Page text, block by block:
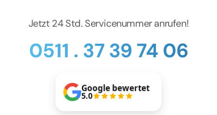
Services
Preise
Jetzt 24 Std. Servicenummer anrufen!
0511 . 37 39 74 06
Google bewertet
5.0